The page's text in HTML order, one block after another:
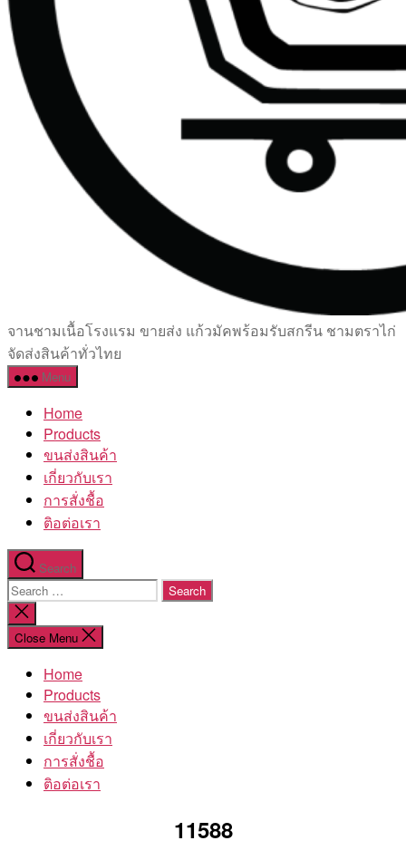
เซรามิค
ครบ
ครัน
โรงงาน
จานชามเนื้อโรงแรม ขายส่ง แก้วมัคพร้อมรับสกรีน ชามตราไก่
จัดส่งสินค้าทั่วไทย
Menu
Home
Products
ขนส่งสินค้า
เกี่ยวกับเรา
การสั่งชื้อ
ติอต่อเรา
Search
Search
for:
Close
search
Close Menu
Home
Products
ขนส่งสินค้า
เกี่ยวกับเรา
การสั่งชื้อ
ติอต่อเรา
11588